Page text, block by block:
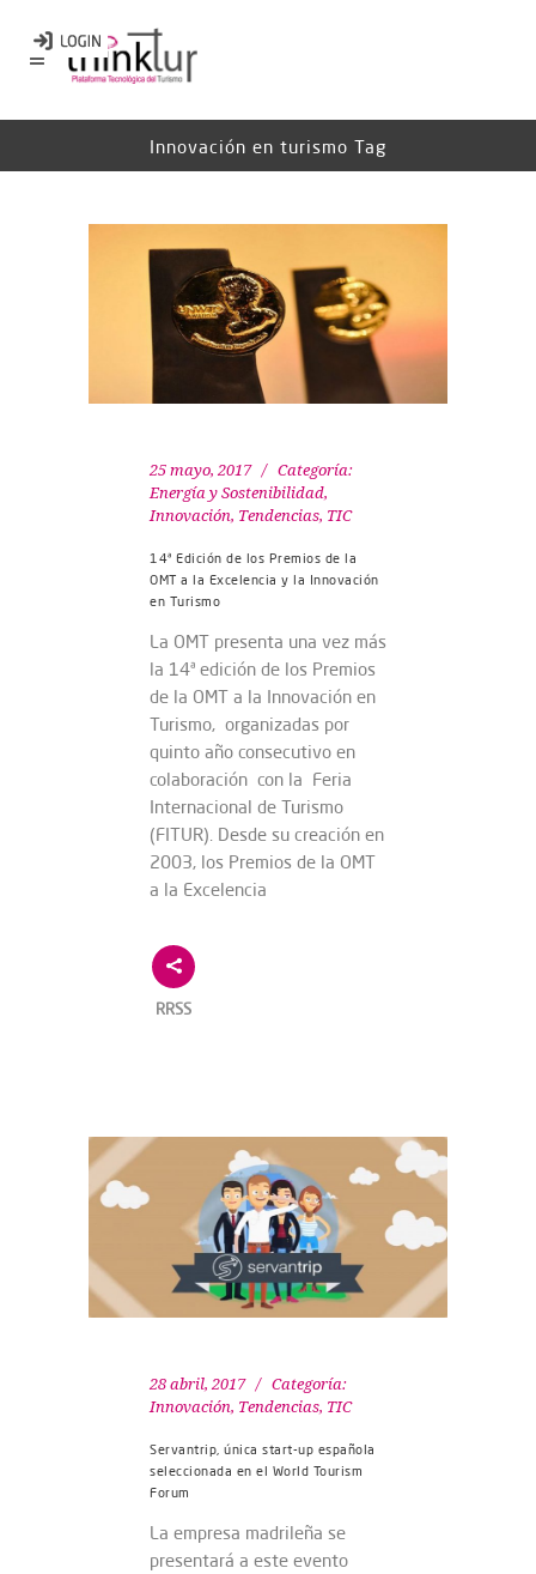
Innovación en turismo Tag
25 mayo, 2017
Categoría:
Energía y Sostenibilidad,
Innovación, Tendencias, TIC
14ª Edición de los Premios de la
OMT a la Excelencia y la Innovación
en Turismo
La OMT presenta una vez más
la 14ª edición de los Premios
de la OMT a la Innovación en
Turismo, organizadas por
quinto año consecutivo en
colaboración con la Feria
Internacional de Turismo
(FITUR). Desde su creación en
2003, los Premios de la OMT
a la Excelencia
RRSS
28 abril, 2017
Categoría:
Innovación, Tendencias, TIC
Servantrip, única start-up española
seleccionada en el World Tourism
Forum
La empresa madrileña se
presentará a este evento